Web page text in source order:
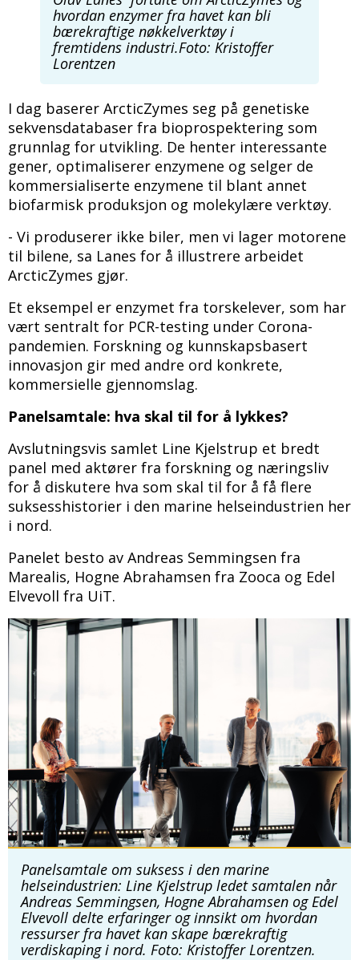
hvordan enzymer fra havet kan bli
bærekraftige nøkkelverktøy i
fremtidens industri.Foto: Kristoffer
Lorentzen
I dag baserer ArcticZymes seg på genetiske
sekvensdatabaser fra bioprospektering som
grunnlag for utvikling. De henter interessante
gener, optimaliserer enzymene og selger de
kommersialiserte enzymene til blant annet
biofarmisk produksjon og molekylære verktøy.
- Vi produserer ikke biler, men vi lager motorene
til bilene, sa Lanes for å illustrere arbeidet
ArcticZymes gjør.
Et eksempel er enzymet fra torskelever, som har
vært sentralt for PCR-testing under Corona-
pandemien. Forskning og kunnskapsbasert
innovasjon gir med andre ord konkrete,
kommersielle gjennomslag.
Panelsamtale: hva skal til for å lykkes?
Avslutningsvis samlet Line Kjelstrup et bredt
panel med aktører fra forskning og næringsliv
for å diskutere hva som skal til for å få flere
suksesshistorier i den marine helseindustrien her
i nord.
Panelet besto av Andreas Semmingsen fra
Marealis, Hogne Abrahamsen fra Zooca og Edel
Elvevoll fra UiT.
Bilde
Panelsamtale om suksess i den marine
helseindustrien: Line Kjelstrup ledet samtalen når
Andreas Semmingsen, Hogne Abrahamsen og Edel
Elvevoll delte erfaringer og innsikt om hvordan
ressurser fra havet kan skape bærekraftig
verdiskaping i nord. Foto: Kristoffer Lorentzen.